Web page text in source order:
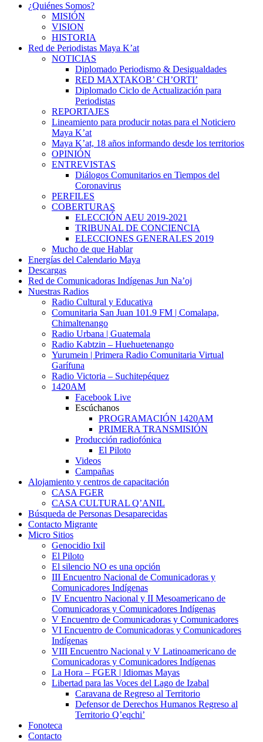
¿Quiénes Somos?
MISIÓN
VISION
HISTORIA
Red de Periodistas Maya K’at
NOTICIAS
Diplomado Periodismo & Desigualdades
RED MAXTAKOB’ CH’ORTI’
Diplomado Ciclo de Actualización para
Periodistas
REPORTAJES
Lineamiento para producir notas para el Noticiero
Maya K’at
Maya K’at, 18 años informando desde los territorios
OPINIÓN
ENTREVISTAS
Diálogos Comunitarios en Tiempos del
Coronavirus
PERFILES
COBERTURAS
ELECCIÓN AEU 2019-2021
TRIBUNAL DE CONCIENCIA
ELECCIONES GENERALES 2019
Mucho de que Hablar
Energías del Calendario Maya
Descargas
Red de Comunicadoras Indígenas Jun Na’oj
Nuestras Radios
Radio Cultural y Educativa
Comunitaria San Juan 101.9 FM | Comalapa,
Chimaltenango
Radio Urbana | Guatemala
Radio Kabtzin – Huehuetenango
Yurumein | Primera Radio Comunitaria Virtual
Garífuna
Radio Victoria – Suchitepéquez
1420AM
Facebook Live
Escúchanos
PROGRAMACIÓN 1420AM
PRIMERA TRANSMISIÓN
Producción radiofónica
El Piloto
Videos
Campañas
Alojamiento y centros de capacitación
CASA FGER
CASA CULTURAL Q’ANIL
Búsqueda de Personas Desaparecidas
Contacto Migrante
Micro Sitios
Genocidio Ixil
El Piloto
El silencio NO es una opción
III Encuentro Nacional de Comunicadoras y
Comunicadores Indígenas
IV Encuentro Nacional y II Mesoamericano de
Comunicadoras y Comunicadores Indígenas
V Encuentro de Comunicadoras y Comunicadores
VI Encuentro de Comunicadoras y Comunicadores
Indígenas
VIII Encuentro Nacional y V Latinoamericano de
Comunicadoras y Comunicadores Indígenas
La Hora – FGER | Idiomas Mayas
Libertad para las Voces del Lago de Izabal
Caravana de Regreso al Territorio
Defensor de Derechos Humanos Regreso al
Territorio Q’eqchi’
Fonoteca
Contacto